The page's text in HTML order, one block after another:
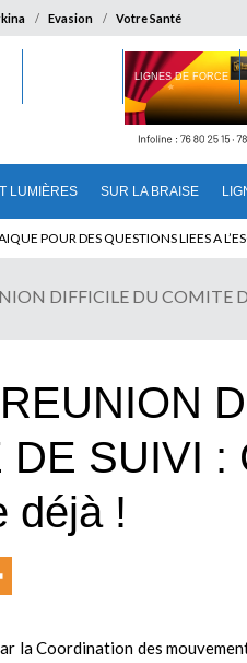
Evasion Votre Santé
LUMIÈRES SUR LA BRAISE
LIGNES DE FORCE
TETE DU SENAT BENINOIS : Quand
DIFFICILE DU COMITE
DE SUIVI :
déjà !
la Coordination des